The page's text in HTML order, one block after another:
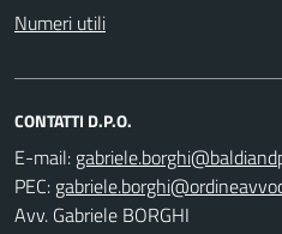
Numeri utili
CONTATTI D.P.O.
E-mail:
PEC:
Avv. Gabriele BORGHI